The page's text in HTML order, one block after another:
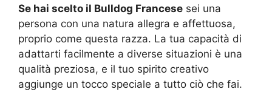
Se hai scelto il Bulldog Francese sei una
persona con una natura allegra e affettuosa,
proprio come questa razza. La tua capacità di
adattarti facilmente a diverse situazioni è una
qualità preziosa, e il tuo spirito creativo
aggiunge un tocco speciale a tutto ciò che fai.